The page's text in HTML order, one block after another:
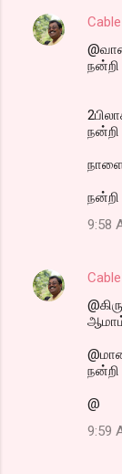
நன்றி
நன்றி
நன்றி
9:58
நன்றி
@
9:59